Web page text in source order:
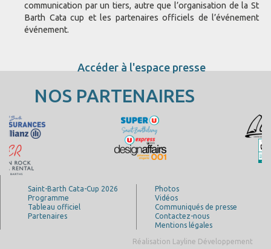
communication par un tiers, autre que l’organisation de la St
Barth Cata cup et les partenaires officiels de l’événement
événement.
Accéder à l'espace presse
NOS PARTENAIRES
Saint-Barth Cata-Cup 2026
Programme
Tableau officiel
Partenaires
Photos
Vidéos
Communiqués de presse
Contactez-nous
Mentions légales
Réalisation Layline Développement